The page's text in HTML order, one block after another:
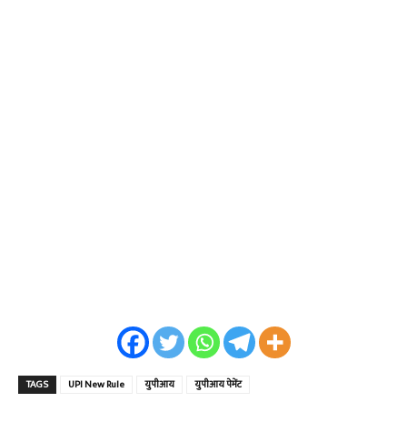
TAGS UPI New Rule युपीआय युपीआय पेमेंट